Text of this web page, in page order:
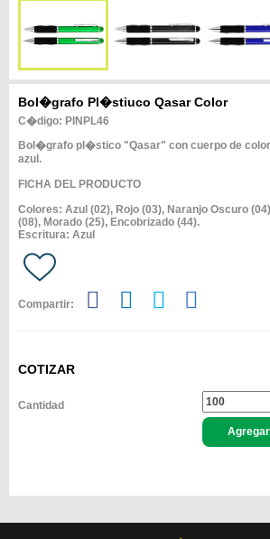
Bol�grafo Pl�stiuco Qasar Color
C�digo: PINPL46
Bol�grafo pl�stico "Qasar" con cuerpo de
azul.
FICHA DEL PRODUCTO
Colores: Azul (02), Rojo (03), Naranjo Oscuro
(08), Morado (25), Encobrizado (44).
Escritura: Azul
Compartir:
COTIZAR
Cantidad